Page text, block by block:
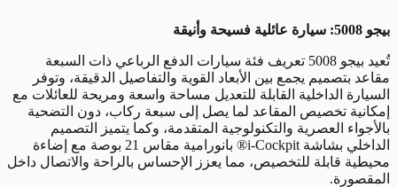
بيجو 5008: سيارة عائلية فسيحة وأنيقة
تُعيد بيجو 5008 تعريف فئة سيارات الدفع الرباعي ذات السبعة
مقاعد بتصميم يجمع بين الأبعاد القوية والتفاصيل الدقيقة، وتوفر
السيارة الداخلية القابلة للتعديل مساحة واسعة ومريحة للعائلات مع
إمكانية تخصيص المقاعد لما يصل إلى سبعة ركاب، دون التضحية
بالأجواء العصرية والتكنولوجية المتقدمة، وكما يتميز التصميم
الداخلي بشاشة i-Cockpit® بانورامية مقاس 21 بوصة مع إضاءة
محيطية قابلة للتخصيص، مما يعزز الإحساس بالراحة والاتصال داخل
المقصورة.